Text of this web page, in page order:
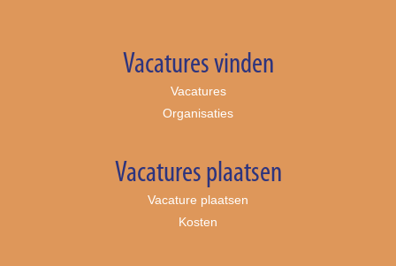
Vacatures vinden
Vacatures
Organisaties
Vacatures plaatsen
Vacature plaatsen
Kosten